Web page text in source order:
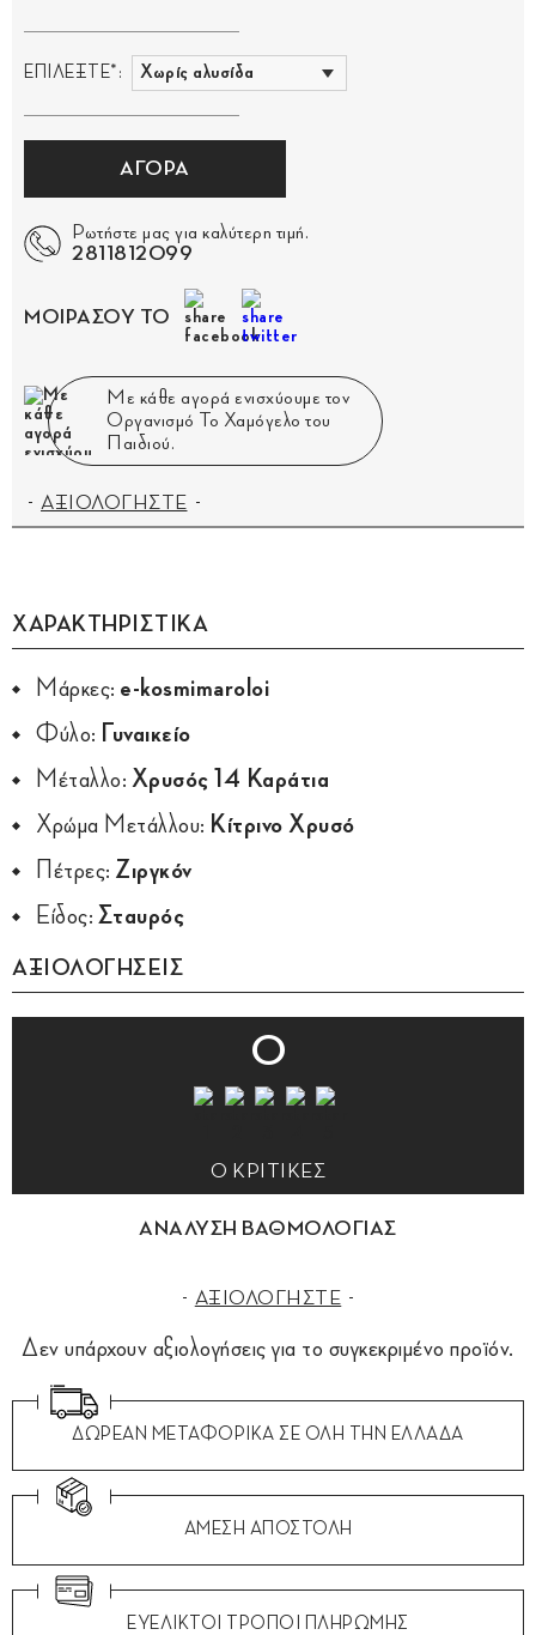
ΕΠΙΛΕΞΤΕ*:
ΑΓΟΡΑ
Ρωτήστε μας για καλύτερη τιμή.
2811812099
ΜΟΙΡΑΣΟΥ ΤΟ
Με κάθε αγορά ενισχύουμε τον
Οργανισμό Το Χαμόγελο του
Παιδιού.
ΑΞΙΟΛΟΓΗΣΤΕ
ΧΑΡΑΚΤΗΡΙΣΤΙΚΑ
Μάρκες: e-kosmimaroloi
Φύλο:
Γυναικείο
Μέταλλο: Χρυσός 14 Καράτια
Χρώμα Μετάλλου: Κίτρινο Χρυσό
Πέτρες: Ζιργκόν
Είδος: Σταυρός
ΑΞΙΟΛΟΓΗΣΕΙΣ
0
0 ΚΡΙΤΙΚΕΣ
ΑΝΑΛΥΣΗ ΒΑΘΜΟΛΟΓΙΑΣ
ΑΞΙΟΛΟΓΗΣΤΕ
Δεν υπάρχουν αξιολογήσεις για το συγκεκριμένο προϊόν.
ΔΩΡΕΑΝ ΜΕΤΑΦΟΡΙΚΑ ΣΕ ΟΛΗ ΤΗΝ ΕΛΛΑΔΑ
ΑΜΕΣΗ ΑΠΟΣΤΟΛΗ
ΕΥΕΛΙΚΤΟΙ ΤΡΟΠΟΙ ΠΛΗΡΩΜΗΣ